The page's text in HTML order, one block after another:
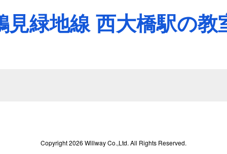
見緑地線 西大橋駅の教
Copyright 2026 Willway Co.,Ltd. All Rights Reserved.